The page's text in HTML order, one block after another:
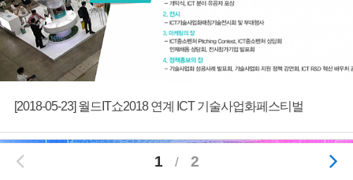
1 / 2
[2018-05-23] 월드IT쇼2018 연계 ICT 기술사업화페스티벌